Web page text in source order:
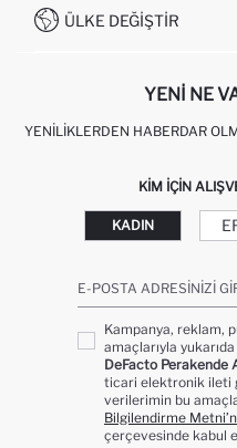
KAMPANYALAR
0850 333 22 86
ÜLKE DEĞIŞTIR
YENI NE
YENILIKLERDEN HABERDAR
KIM IÇIN
KADIN
E-POSTA ADRESINIZI
Kampanya, reklam,
amaçlarıyla
DeFacto Perakende
ticari elektronik ileti
verilerimin bu
Bilgilendirme
çerçevesinde kabul